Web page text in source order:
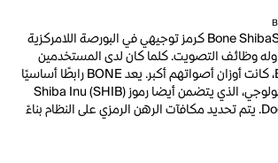
يعمل Bone ShibaSwap (BONE) كرمز توجيهي في البورصة اللامركزية
ShibaSwap (DEX) وله وظائف التصويت. كلما كان لدى المستخدمين
مزيدًا من رموز BONE، كانت أوزان أصواتهم أكبر. يعد BONE رابطًا أساسيًا
في نظام Shiba الإيكولوجي، الذي يتضمن أيضا رموز Shiba Inu (SHIB)
وDoge Killer (LEASH). يتم تحديد مكافآت الرهن الرمزي على النظام بناءً